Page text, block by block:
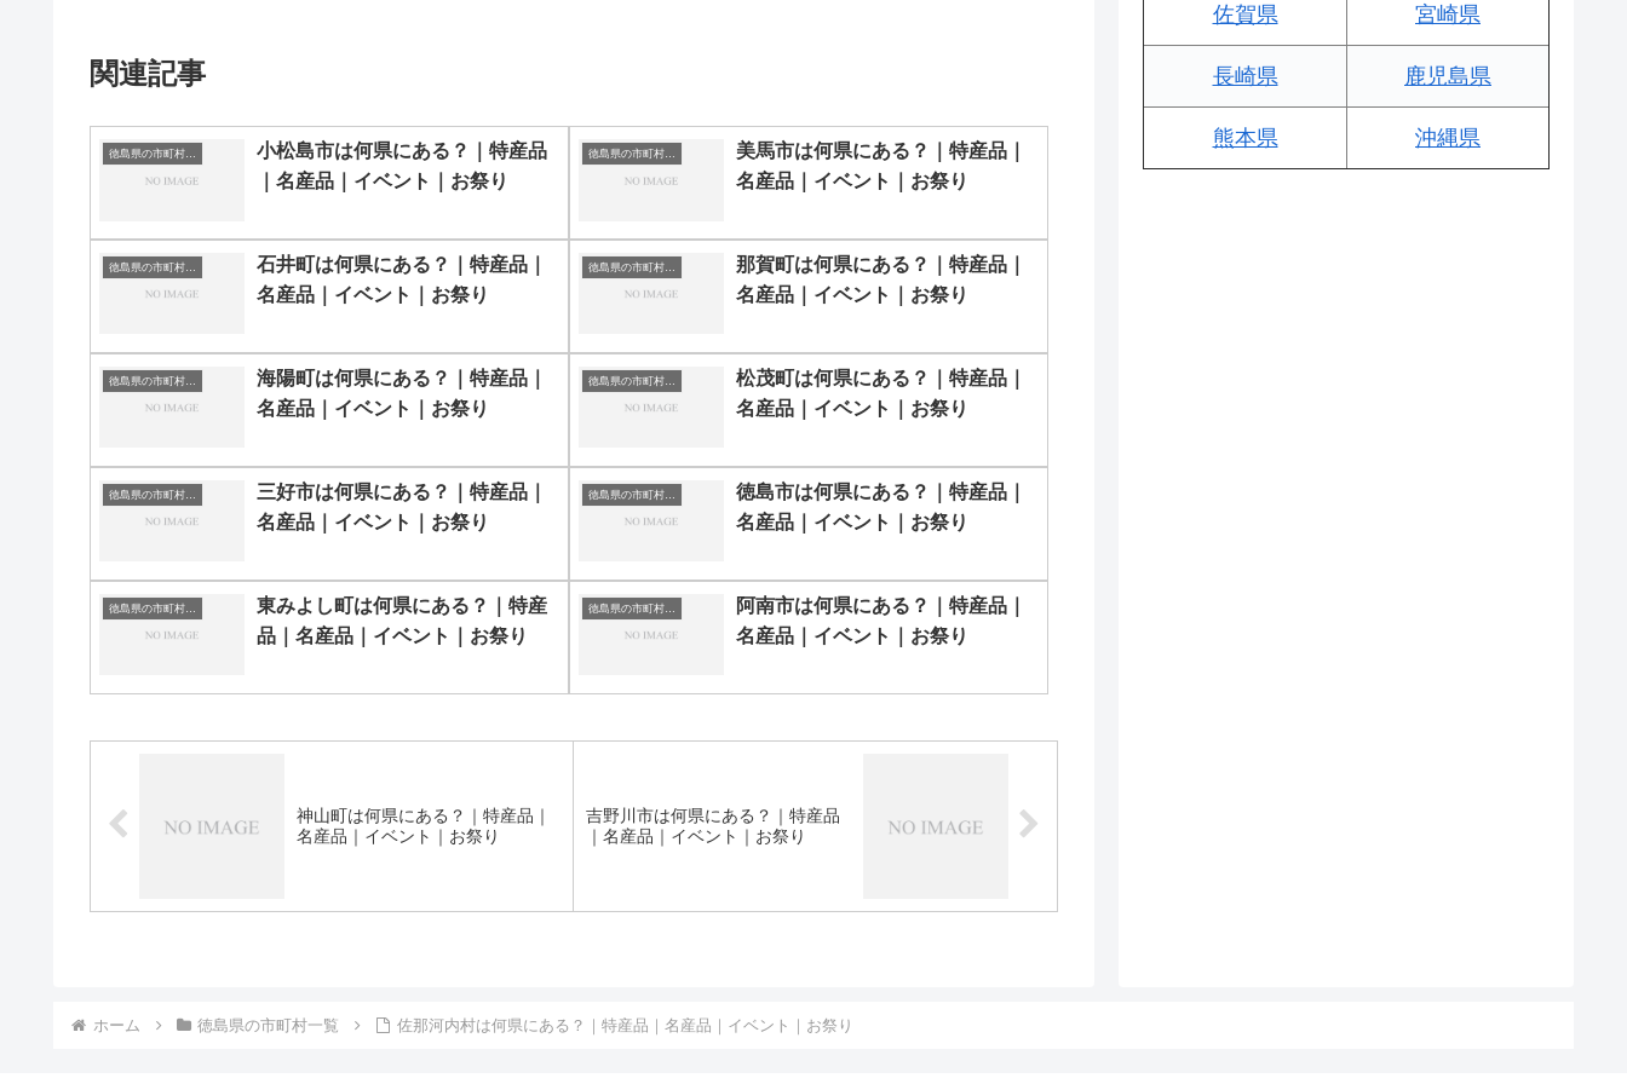
関連記事
徳島県の市町村一覧
小松島市は何県にある？｜特産品
｜名産品｜イベント｜お祭り
徳島県の市町村一覧
美馬市は何県にある？｜特産品｜
名産品｜イベント｜お祭り
徳島県の市町村一覧
石井町は何県にある？｜特産品｜
名産品｜イベント｜お祭り
徳島県の市町村一覧
那賀町は何県にある？｜特産品｜
名産品｜イベント｜お祭り
徳島県の市町村一覧
海陽町は何県にある？｜特産品｜
名産品｜イベント｜お祭り
徳島県の市町村一覧
松茂町は何県にある？｜特産品｜
名産品｜イベント｜お祭り
徳島県の市町村一覧
三好市は何県にある？｜特産品｜
名産品｜イベント｜お祭り
徳島県の市町村一覧
徳島市は何県にある？｜特産品｜
名産品｜イベント｜お祭り
徳島県の市町村一覧
東みよし町は何県にある？｜特産
品｜名産品｜イベント｜お祭り
徳島県の市町村一覧
阿南市は何県にある？｜特産品｜
名産品｜イベント｜お祭り
神山町は何県にある？｜特産品｜
名産品｜イベント｜お祭り
吉野川市は何県にある？｜特産品
｜名産品｜イベント｜お祭り
佐賀県 宮崎県
長崎県 鹿児島県
熊本県 沖縄県
ホーム 徳島県の市町村一覧 佐那河内村は何県にある？｜特産品｜名産品｜イベント｜お祭り